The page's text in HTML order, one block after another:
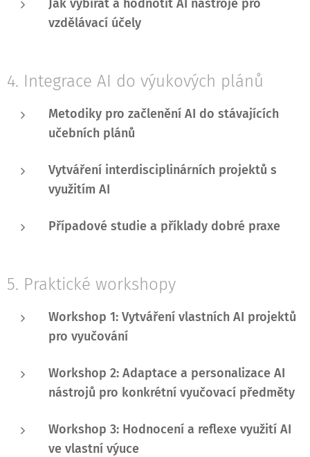
Jak vybírat a hodnotit AI nástroje pro
vzdělávací účely
4. Integrace AI do výukových plánů
Metodiky pro začlenění AI do stávajících
učebních plánů
Vytváření interdisciplinárních projektů s
využitím AI
Případové studie a příklady dobré praxe
5. Praktické workshopy
Workshop 1: Vytváření vlastních AI projektů
pro vyučování
Workshop 2: Adaptace a personalizace AI
nástrojů pro konkrétní vyučovací předměty
Workshop 3: Hodnocení a reflexe využití AI
ve vlastní výuce